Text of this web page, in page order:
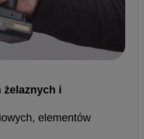
żelaznych i
elementów